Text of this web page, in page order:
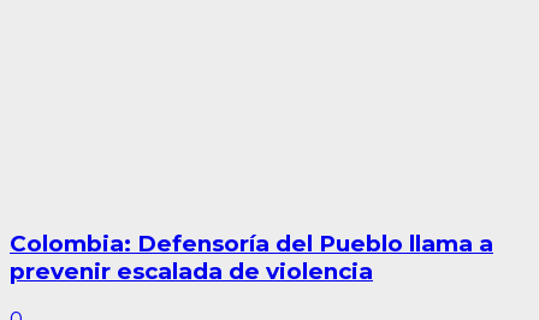
Colombia: Defensoría del Pueblo llama a
prevenir escalada de violencia